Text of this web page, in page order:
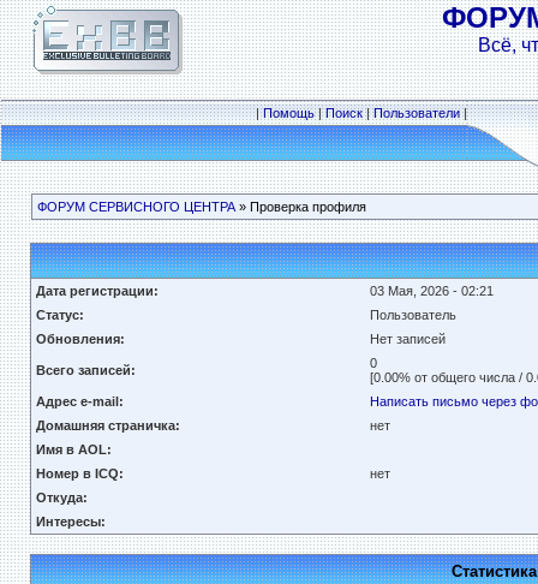
Всё,
|Помощь|Поиск|Пользователи|
ФОРУМ СЕРВИСНОГО ЦЕНТРА» Проверка профиля
Дата регистрации:
03 Мая, 2026 - 02:21
Статус:
Пользователь
Обновления:
Нет записей
Всего записей:
0
[0.00% от общего числа /
Адрес e-mail:
Написать письмо через
Домашняя страничка:
нет
Имя в AOL:
Номер в ICQ:
нет
Откуда:
Интересы: